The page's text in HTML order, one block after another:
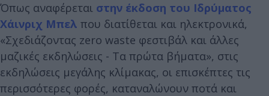
Όπως αναφέρεται στην έκδοση του Ιδρύματος
Χάινριχ Μπελ που διατίθεται και ηλεκτρονικά,
«Σχεδιάζοντας zero waste φεστιβάλ και άλλες
μαζικές εκδηλώσεις - Τα πρώτα βήματα», στις
εκδηλώσεις μεγάλης κλίμακας, οι επισκέπτες τις
περισσότερες φορές, καταναλώνουν ποτά και